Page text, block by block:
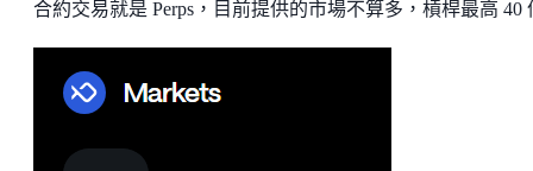
合約交易就是 Perps，目前提供的市場不算多，槓桿最高 40